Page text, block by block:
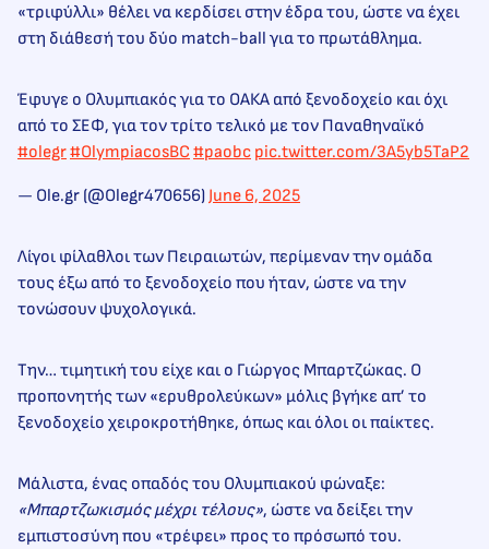
«τριφύλλι» θέλει να κερδίσει στην έδρα του, ώστε να έχει
στη διάθεσή του δύο match-ball για το πρωτάθλημα.
Έφυγε ο Ολυμπιακός για το ΟΑΚΑ από ξενοδοχείο και όχι
από το ΣΕΦ, για τον τρίτο τελικό με τον Παναθηναϊκό
#olegr#OlympiacosBC #paobc pic.twitter.com/3A5yb5TaP2
— Ole.gr (@Olegr470656)June 6, 2025
Λίγοι φίλαθλοι των Πειραιωτών, περίμεναν την ομάδα
τους έξω από το ξενοδοχείο που ήταν, ώστε να την
τονώσουν ψυχολογικά.
Την… τιμητική του είχε και ο Γιώργος Μπαρτζώκας. Ο
προπονητής των «ερυθρολεύκων» μόλις βγήκε απ’ το
ξενοδοχείο χειροκροτήθηκε, όπως και όλοι οι παίκτες.
Μάλιστα, ένας οπαδός του Ολυμπιακού φώναξε:
«Μπαρτζωκισμός μέχρι τέλους», ώστε να δείξει την
εμπιστοσύνη που «τρέφει» προς το πρόσωπό του.